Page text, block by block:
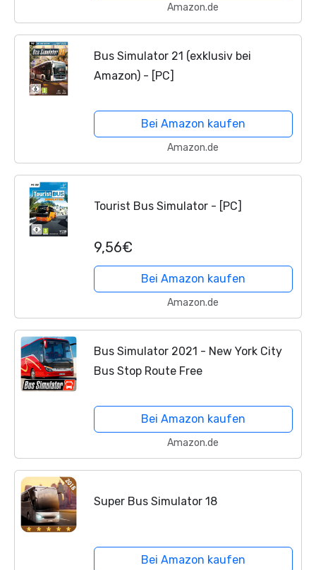
Amazon.de
Bus Simulator 21 (exklusiv bei
Amazon) - [PC]
Bei Amazon kaufen
Amazon.de
Tourist Bus Simulator - [PC]
9,56€
Bei Amazon kaufen
Amazon.de
Bus Simulator 2021 - New York City
Bus Stop Route Free
Bei Amazon kaufen
Amazon.de
Super Bus Simulator 18
Bei Amazon kaufen